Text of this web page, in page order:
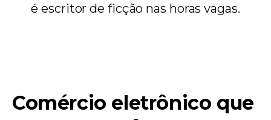
é escritor de ficção nas horas vagas.
Comércio eletrônico que